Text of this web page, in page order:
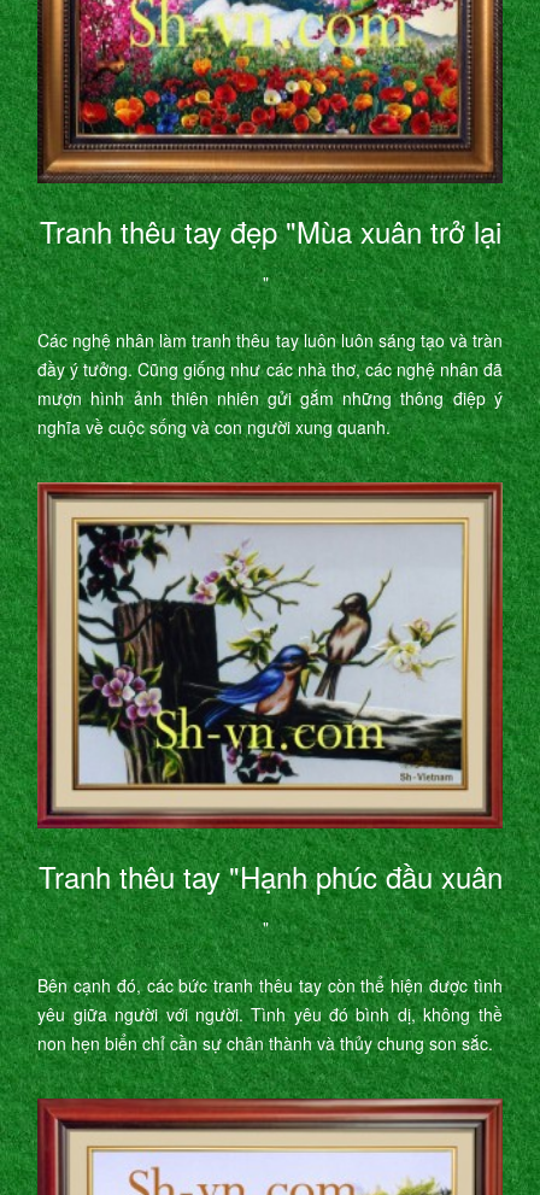
Tranh thêu tay đẹp "Mùa xuân trở lại
"
Các nghệ nhân làm tranh thêu tay luôn luôn sáng tạo và tràn
đầy ý tưởng. Cũng giống như các nhà thơ, các nghệ nhân đã
mượn hình ảnh thiên nhiên gửi gắm những thông điệp ý
nghĩa về cuộc sống và con người xung quanh.
Tranh thêu tay "Hạnh phúc đầu xuân
"
Bên cạnh đó, các bức tranh thêu tay còn thể hiện được tình
yêu giữa người với người. Tình yêu đó bình dị, không thề
non hẹn biển chỉ cần sự chân thành và thủy chung son sắc.